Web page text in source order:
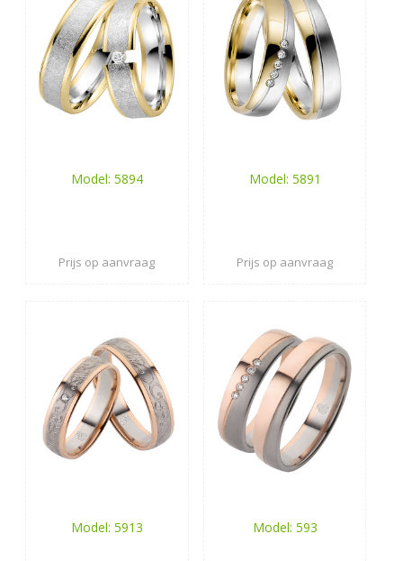
Model: 5894
Prijs op aanvraag
Model: 5891
Prijs op aanvraag
Model: 5913 Model: 593